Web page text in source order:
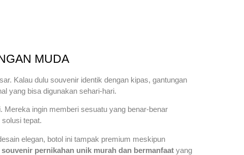
MUDA
Kalau dulu souvenir identik dengan kipas, gantungan
yang bisa digunakan sehari-hari.
ingin memberi sesuatu yang benar-benar
tepat.
elegan, botol ini tampak premium meskipun
souvenir pernikahan unik murah dan bermanfaat yang